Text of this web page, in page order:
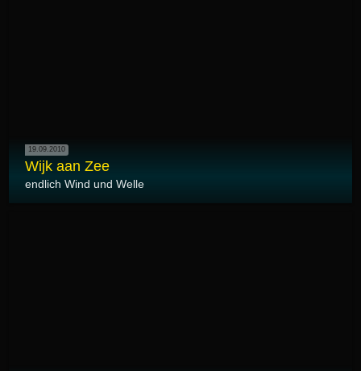
19.09.2010
Wijk aan Zee
endlich Wind und Welle